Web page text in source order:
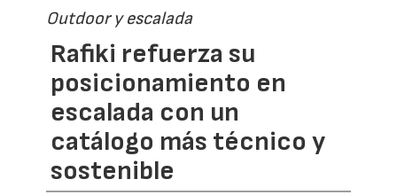
Outdoor y escalada
Rafiki refuerza su
posicionamiento en
escalada con un
catálogo más técnico y
sostenible